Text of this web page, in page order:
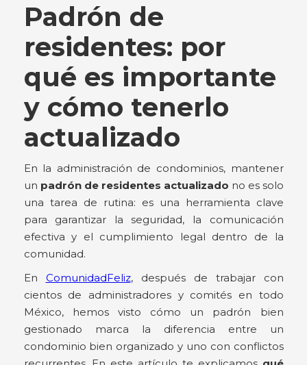
Padrón de
residentes: por
qué es importante
y cómo tenerlo
actualizado
En la administración de condominios, mantener
un padrón de residentes actualizado no es solo
una tarea de rutina: es una herramienta clave
para garantizar la seguridad, la comunicación
efectiva y el cumplimiento legal dentro de la
comunidad.
En ComunidadFeliz, después de trabajar con
cientos de administradores y comités en todo
México, hemos visto cómo un padrón bien
gestionado marca la diferencia entre un
condominio bien organizado y uno con conflictos